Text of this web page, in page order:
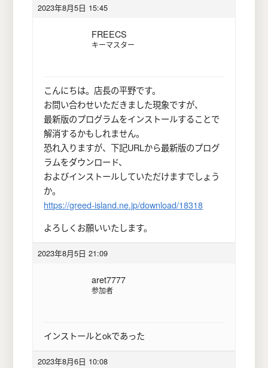
2023年8月5日 15:45
FREECS
キーマスター
こんにちは。店長の平野です。
お問い合わせいただきました現象ですが、
最新版のプログラムをインストールすることで
解消するかもしれません。
恐れ入りますが、下記URLから最新版のプログ
ラムをダウンロード、
およびインストールしていただけますでしょう
か。
https://greed-island.ne.jp/download/18318
よろしくお願いいたします。
2023年8月5日 21:09
aret7777
参加者
インストールとokであった
2023年8月6日 10:08